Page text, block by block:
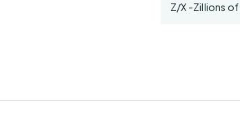
Z/X -Zillions of